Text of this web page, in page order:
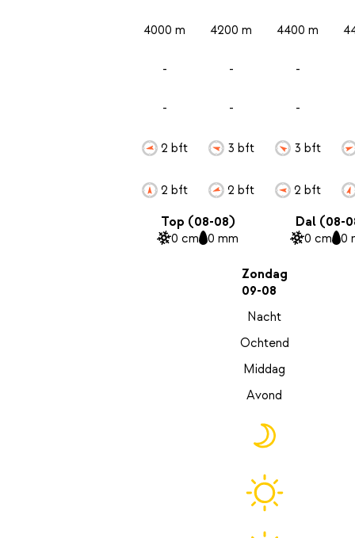
4000 m
-
-
2 bft
2 bft
4200 m
-
-
3 bft
2 bft
4400 m
-
-
3 bft
2 bft
Top (08-08)
0 cm 0 mm
Dal (08-
0 cm 0
Zondag
09-08
Nacht
Ochtend
Middag
Avond